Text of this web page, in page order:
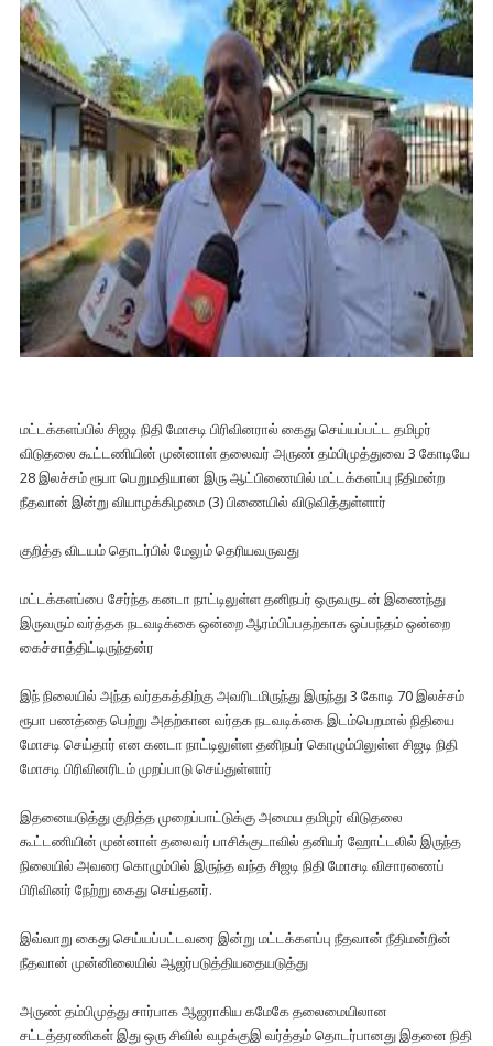
மட்டக்களப்பில் சிஜடி நிதி மோசடி பிரிவினரால் கைது செய்யப்பட்ட தமிழர்
விடுதலை கூட்டணியின் முன்னாள் தலைவர் அருண் தம்பிமுத்துவை 3 கோடியே
28 இலச்சம் ரூபா பெறுமதியான இரு ஆட்பிணையில் மட்டக்களப்பு நீதிமன்ற
நீதவான் இன்று வியாழக்கிழமை (3) பிணையில் விடுவித்துள்ளார்
குறித்த விடயம் தொடர்பில் மேலும் தெரியவருவது
மட்டக்களப்பை சேர்ந்த கனடா நாட்டிலுள்ள தனிநபர் ஒருவருடன் இணைந்து
இருவரும் வர்த்தக நடவடிக்கை ஒன்றை ஆரம்பிப்பதற்காக ஒப்பந்தம் ஒன்றை
கைச்சாத்திட்டிருந்தன்ர
இந் நிலையில் அந்த வர்தகத்திற்கு அவரிடமிருந்து இருந்து 3 கோடி 70 இலச்சம்
ரூபா பணத்தை பெற்று அதற்கான வர்தக நடவடிக்கை இடம்பெறமால் நிதியை
மோசடி செய்தார் என கனடா நாட்டிலுள்ள தனிநபர் கொழும்பிலுள்ள சிஜடி நிதி
மோசடி பிரிவினரிடம் முறப்பாடு செய்துள்ளார்
இதனையடுத்து குறித்த முறைப்பாட்டுக்கு அமைய தமிழர் விடுதலை
கூட்டணியின் முன்னாள் தலைவர் பாசிக்குடாவில் தனியர் ஹோட்டலில் இருந்த
நிலையில் அவரை கொழும்பில் இருந்த வந்த சிஜடி நிதி மோசடி விசாரணைப்
பிரிவினர் நேற்று கைது செய்தனர்.
இவ்வாறு கைது செய்யப்பட்டவரை இன்று மட்டக்களப்பு நீதவான் நீதிமன்றின்
நீதவான் முன்னிலையில் ஆஜர்படுத்தியதையடுத்து
அருண் தம்பிமுத்து சார்பாக ஆஜராகிய கமேகே தலைமையிலான
சட்டத்தரணிகள் இது ஒரு சிவில் வழக்குஇ வர்த்தம் தொடர்பானது இதனை நிதி